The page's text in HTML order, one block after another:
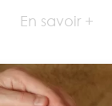
En savoir +